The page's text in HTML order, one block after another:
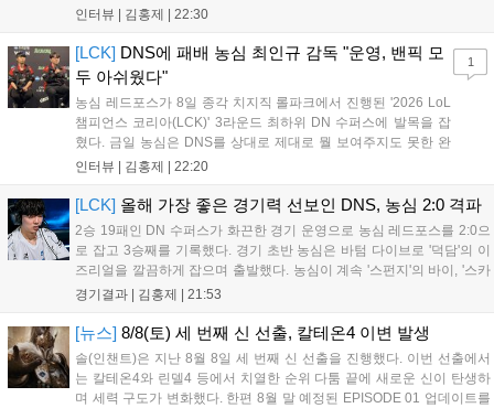
다. 먼저 오랜만의 2:0 완승에 대해 '두두'는 "진짜 오랜만에 거둔 2:0 승
인터뷰 | 김홍제 22:30
[LCK] DNS에 패배 농심 최인규 감독 "운영, 밴픽 모
두 아쉬웠다"
농심 레드포스가 8일 종각 치지직 롤파크에서 진행된 '2026 LoL
챔피언스 코리아(LCK)' 3라운드 최하위 DN 수퍼스에 발목을 잡
혔다. 금일 농심은 DNS를 상대로 제대로 뭘 보여주지도 못한 완
패를 당하고 말았다. 이하 농심 레드포스 최인규 감독과 '리헨즈'
인규 감독 : 모든 경...
인터뷰 | 김홍제 22:20
1
[LCK] 올해 가장 좋은 경기력 선보인 DNS, 농심 2:0 격파
2승 19패인 DN 수퍼스가 화끈한 경기 운영으로 농심 레드포스를 2:0으
로 잡고 3승째를 기록했다. 경기 초반 농심은 바텀 다이브로 '덕담'의 이
즈리얼을 깔끔하게 잡으며 출발했다. 농심이 계속 '스펀지'의 바이, '스카
웃'의 신드라가 맹활약하며 초반부터 잡은 주도권을 계속 잘 굴렸다.
었...
경기결과 | 김홍제 21:53
[뉴스] 8/8(토) 세 번째 신 선출, 칼테온4 이변 발생
솔(인챈트)은 지난 8월 8일 세 번째 신 선출을 진행했다. 이번 선출에서
는 칼테온4와 린델4 등에서 치열한 순위 다툼 끝에 새로운 신이 탄생하
며 세력 구도가 변화했다. 한편 8월 말 예정된 EPISODE 01 업데이트를